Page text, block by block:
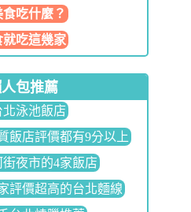
吃什麼？
就吃這幾家
包推薦
北泳池飯店
飯店評價都有9分以上
夜市的4家飯店
評價超高的台北麵線